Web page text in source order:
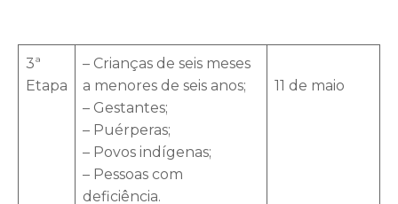
3ª
Etapa
– Crianças de seis meses
a menores de seis anos;
– Gestantes;
– Puérperas;
– Povos indígenas;
– Pessoas com
deficiência.
11 de maio